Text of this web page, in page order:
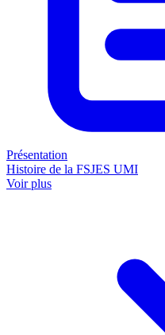
Présentation
Histoire de la FSJES UMI
Voir plus